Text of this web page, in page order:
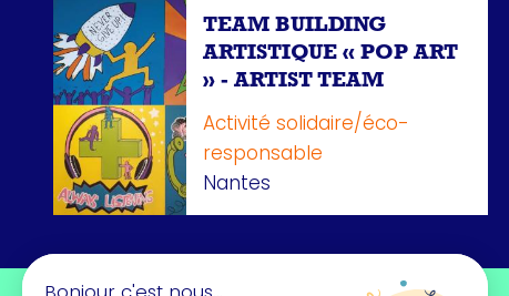
TEAM BUILDING
ARTISTIQUE « POP ART
» - ARTIST TEAM
Activité solidaire/éco-
responsable
Nantes